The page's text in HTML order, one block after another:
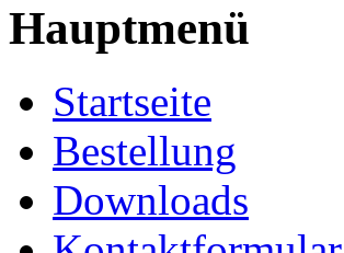
Hauptmenü
Startseite
Bestellung
Downloads